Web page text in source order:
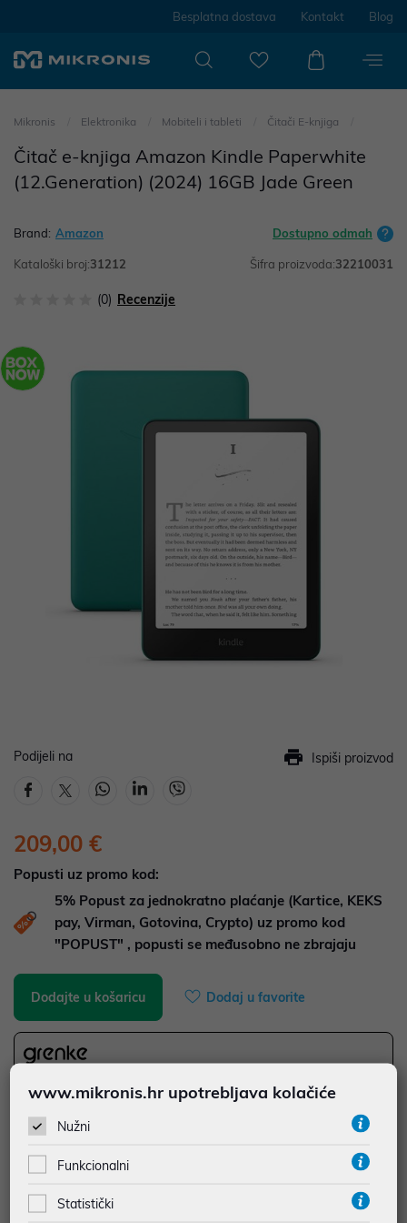
Besplatna dostava Kontakt Blog
Mikronis Elektronika Mobiteli i tableti Čitači E-knjiga
Čitač e-knjiga Amazon Kindle Paperwhite
(12.Generation) (2024) 16GB Jade Green
Brand: Amazon Dostupno odmah
Kataloški broj:31212 Šifra proizvoda:32210031
(0) Recenzije
Podijeli na Ispiši proizvod
209,00 €
Popusti uz promo kod:
5% Popust za jednokratno plaćanje (Kartice, KEKS
pay, Virman, Gotovina, Crypto) uz promo kod
"POPUST" , popusti se međusobno ne zbrajaju
Dodajte u košaricu Dodaj u favorite
JAMSTVO 12 MJ.
SIGURNA KUPOVINA
www.mikronis.hr upotrebljava kolačiće
Nužni
Funkcionalni
Statistički